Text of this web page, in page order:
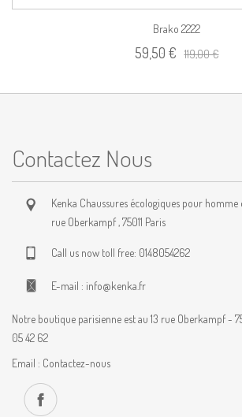
Brako 2222
59,50 € 119,00 €
Contactez Nous
Kenka Chaussures écologiques pour homme
rue Oberkampf , 75011 Paris
Call us now toll free: 0148054262
E-mail : info@kenka.fr
Notre boutique parisienne est au 13 rue Oberkampf -
05 42 62
Email : Contactez-nous